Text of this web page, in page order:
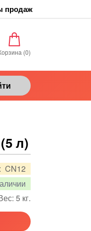
продаж
(0)
л)
CN12
5 кг.